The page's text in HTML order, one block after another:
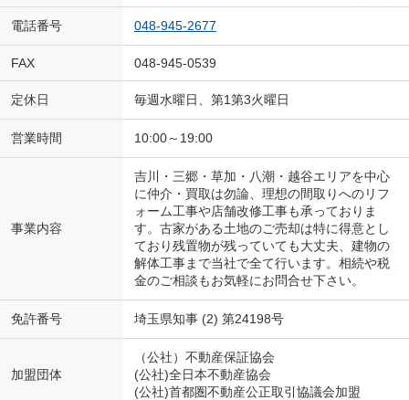
電話番号 048-945-2677
FAX 048-945-0539
定休日 毎週水曜日、第1第3火曜日
営業時間 10:00～19:00
事業内容
吉川・三郷・草加・八潮・越谷エリアを中心
に仲介・買取は勿論、理想の間取りへのリフ
ォーム工事や店舗改修工事も承っておりま
す。古家がある土地のご売却は特に得意とし
ており残置物が残っていても大丈夫、建物の
解体工事まで当社で全て行います。相続や税
金のご相談もお気軽にお問合せ下さい。
免許番号 埼玉県知事 (2) 第24198号
加盟団体
（公社）不動産保証協会
(公社)全日本不動産協会
(公社)首都圏不動産公正取引協議会加盟